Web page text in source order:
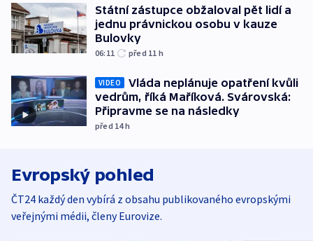
Státní zástupce obžaloval pět lidí a
jednu právnickou osobu v kauze
Bulovky
06:11 před 11 h
VIDEO
Vláda neplánuje opatření kvůli
vedrům, říká Maříková. Svárovská:
Připravme se na následky
před 14h
Evropský pohled
ČT24 každý den vybírá z obsahu publikovaného evropskými
veřejnými médii, členy Eurovize.